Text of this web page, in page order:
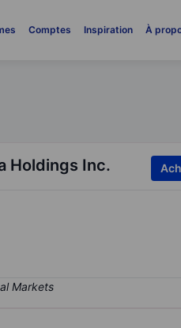
Comptes Inspiration À
Holdings Inc.